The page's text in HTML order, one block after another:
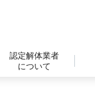
認定解体業者
について